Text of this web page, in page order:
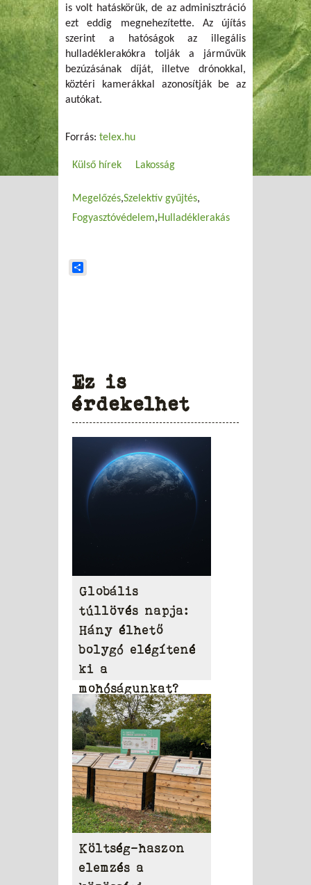
is volt hatáskörük, de az adminisztráció
ezt eddig megnehezítette. Az újítás
szerint a hatóságok az illegális
hulladéklerakókra tolják a járművük
bezúzásának díját, illetve drónokkal,
köztéri kamerákkal azonosítják be az
autókat.
Forrás: telex.hu
Külső hírek Lakosság
Megelőzés Szelektív gyűjtés
Fogyasztóvédelem Hulladéklerakás
Ez is
érdekelhet
Globális
túllövés napja:
Hány élhető
bolygó elégítené
ki a
mohóságunkat?
Költség-haszon
elemzés a